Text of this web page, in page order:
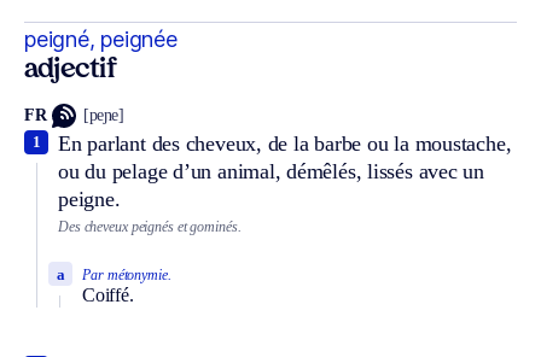
peigné, peignée
adjectif
FR [peɲe]
En parlant des cheveux, de la barbe ou la moustache,
ou du pelage d’un animal, démêlés, lissés avec un
peigne.
1
Des cheveux peignés et gominés.
Par métonymie.
Coiffé.
a